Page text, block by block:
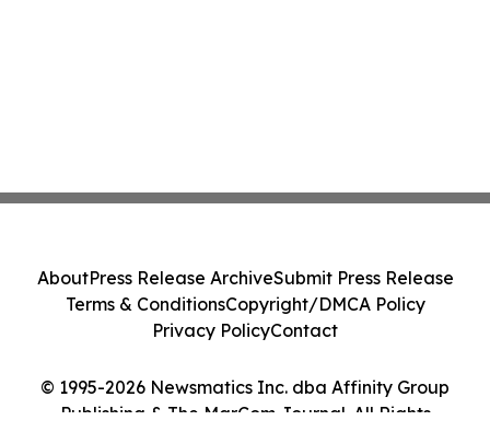
© 1995-2026 Newsmatics Inc. dba Affinity Group
Publishing & The MarCom Journal. All Rights
AboutPress Release ArchiveSubmit Press Release
Terms & ConditionsCopyright/DMCA Policy
Privacy PolicyContact